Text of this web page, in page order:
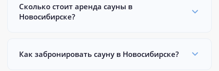
Сколько стоит аренда сауны в
Новосибирске?
Как забронировать сауну в Новосибирске?